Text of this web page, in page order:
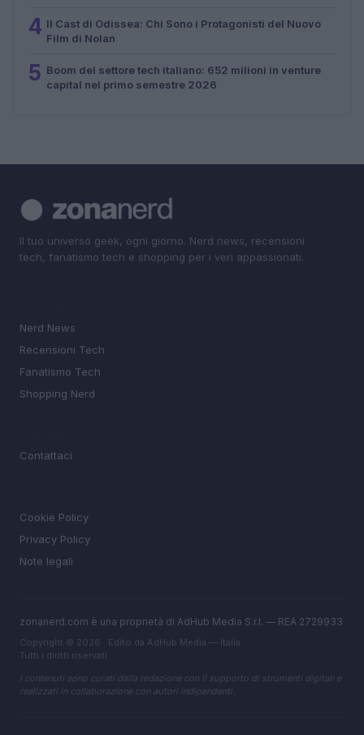
4 Il Cast di Odissea: Chi Sono i Protagonisti del Nuovo
Film di Nolan
5 Boom del settore tech italiano: 652 milioni in venture
capital nel primo semestre 2026
Il tuo universo geek, ogni giorno. Nerd news, recensioni
tech, fanatismo tech e shopping per i veri appassionati.
Nerd News
Recensioni Tech
Fanatismo Tech
Shopping Nerd
Contattaci
Cookie Policy
Privacy Policy
Note legali
zonanerd.com è una proprietà di AdHub Media S.r.l. — REA 2729933
Copyright © 2026 · Edito da AdHub Media — Italia
Tutti i diritti riservati
I contenuti sono curati dalla redazione con il supporto di strumenti digitali e
realizzati in collaborazione con autori indipendenti.